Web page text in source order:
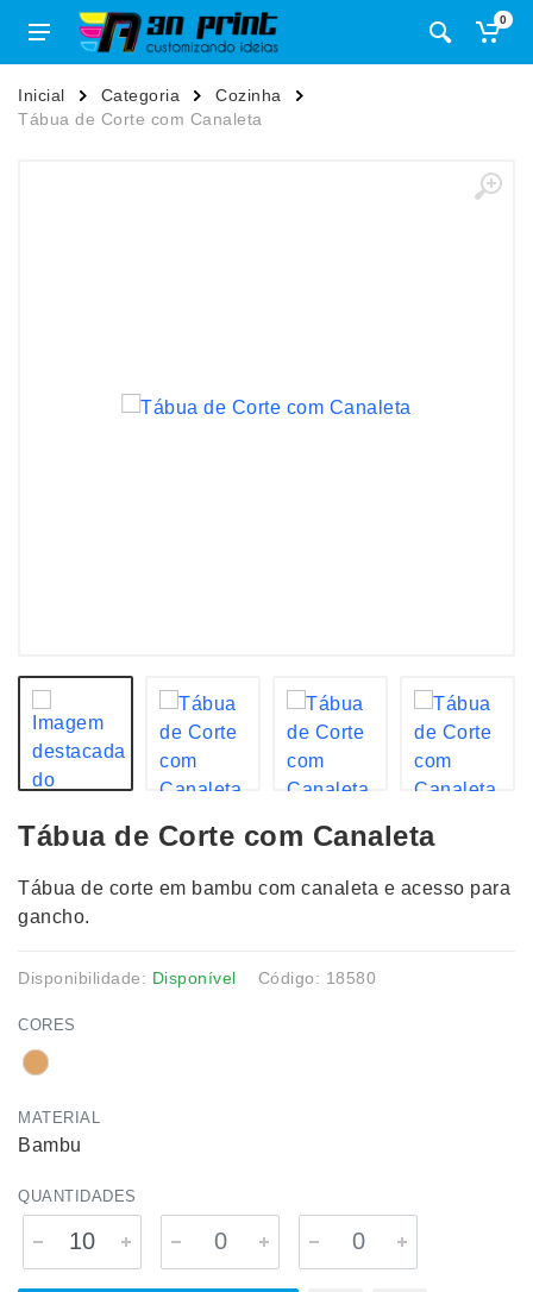
0
Inicial Categoria
Cozinha
Tábua de Corte com Canaleta
Tábua de Corte com Canaleta
Tábua de corte em bambu com canaleta e acesso para
gancho.
Disponibilidade: Disponível Código: 18580
CORES
MATERIAL
Bambu
QUANTIDADES